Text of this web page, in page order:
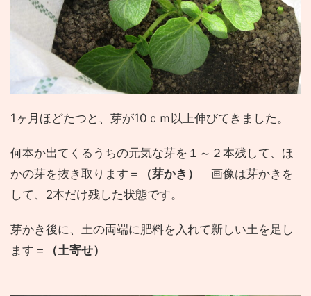
1ヶ月ほどたつと、芽が10ｃｍ以上伸びてきました。
何本か出てくるうちの元気な芽を１～２本残して、ほ
かの芽を抜き取ります＝
（芽かき） 画像は芽かきを
して、2本だけ残した状態です。
芽かき後に、土の両端に肥料を入れて新しい土を足し
ます＝
（土寄せ）